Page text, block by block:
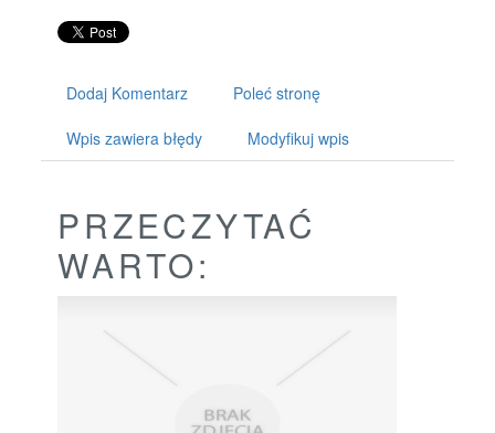
Dodaj Komentarz Poleć stronę
Wpis zawiera błędy Modyfikuj wpis
PRZECZYTAĆ
WARTO: